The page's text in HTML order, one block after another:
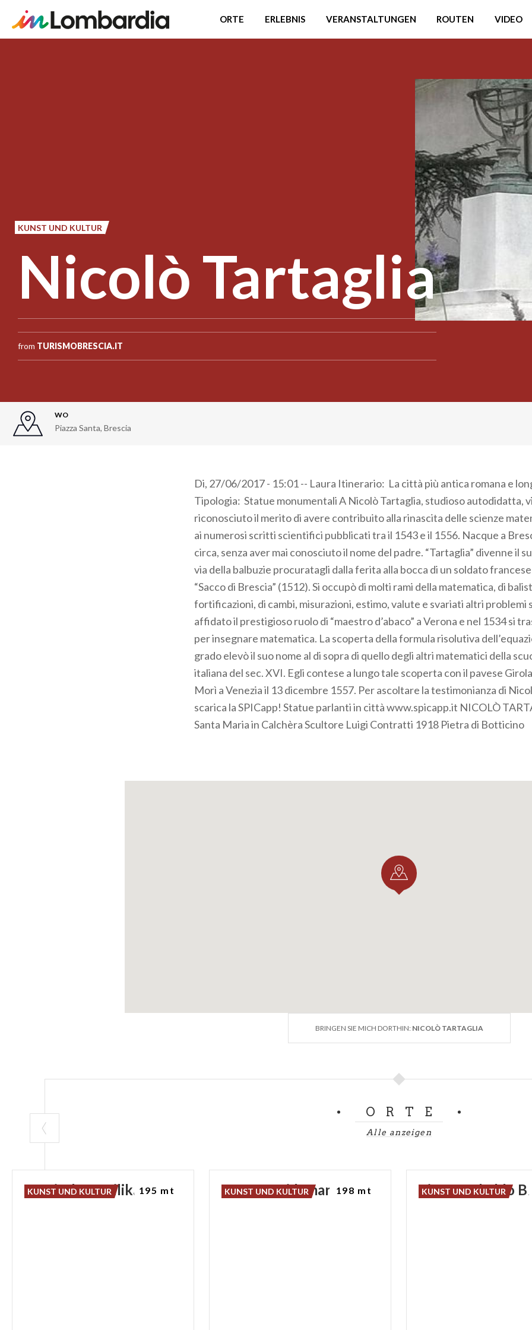
ORTE ERLEBNIS VERANSTALTUNGEN ROUTEN VIDEO
KUNST UND KULTUR
Nicolò Tartaglia
from TURISMOBRESCIA.IT
WO
Piazza Santa, Brescia
Di, 27/06/2017 - 15:01 -- Laura Itinerario: La città più antica romana e
Tipologia: Statue monumentali A Nicolò Tartaglia, studioso autodidatta,
riconosciuto il merito di avere contribuito alla rinascita delle scienze
ai numerosi scritti scientifici pubblicati tra il 1543 e il 1556. Nacque a
circa, senza aver mai conosciuto il nome del padre. “Tartaglia” divenne il
via della balbuzie procuratagli dalla ferita alla bocca di un soldato
“Sacco di Brescia” (1512). Si occupò di molti rami della matematica, di
fortificazioni, di cambi, misurazioni, estimo, valute e svariati altri problemi
affidato il prestigioso ruolo di “maestro d’abaco” a Verona e nel 1534 si
per insegnare matematica. La scoperta della formula risolutiva
grado elevò il suo nome al di sopra di quello degli altri matematici della
italiana del sec. XVI. Egli contese a lungo tale scoperta con il pavese
Morì a Venezia il 13 dicembre 1557. Per ascoltare la testimonianza di
scarica la SPICapp! Statue parlanti in città www.spicapp.it NICOLÒ
Santa Maria in Calchèra Scultore Luigi Contratti 1918 Pietra di Botticino
BRINGEN SIE MICH DORTHIN: NICOLÒ TARTAGLIA
ORTE
Alle anzeigen
RömischeBasilika
KUNST UND KULTUR 195 mt DerGetreidemarkt
KUNST UND KULTUR 198 mt PiazzaTebaldo
KUNST UND KULTUR